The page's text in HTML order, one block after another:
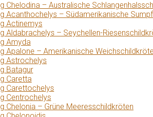
Chelodina – Australische
Acanthochelys – Südamerikanische
Actinemys
Aldabrachelys – Seychellen-
Amyda
Apalone – Amerikanische
Astrochelys
Batagur
Caretta
Carettochelys
Centrochelys
Chelonia – Grüne Meeresschildkröten